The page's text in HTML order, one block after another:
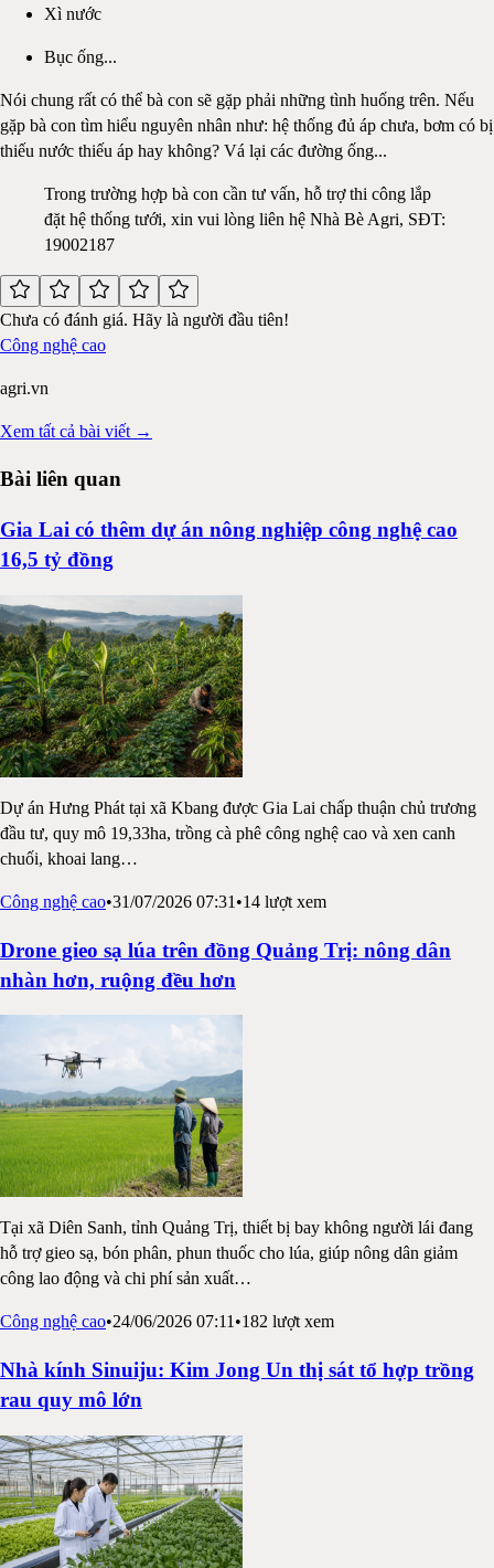
Xì nước
Bục ống...
Nói chung rất có thể bà con sẽ gặp phải những tình huống trên. Nếu
gặp bà con tìm hiểu nguyên nhân như: hệ thống đủ áp chưa, bơm có bị
thiếu nước thiếu áp hay không? Vá lại các đường ống...
Trong trường hợp bà con cần tư vấn, hỗ trợ thi công lắp
đặt hệ thống tưới, xin vui lòng liên hệ Nhà Bè Agri, SĐT:
19002187
Chưa có đánh giá. Hãy là người đầu tiên!
Công nghệ cao
agri.vn
Xem tất cả bài viết →
Bài liên quan
Gia Lai có thêm dự án nông nghiệp công nghệ cao
16,5 tỷ đồng
Dự án Hưng Phát tại xã Kbang được Gia Lai chấp thuận chủ trương
đầu tư, quy mô 19,33ha, trồng cà phê công nghệ cao và xen canh
chuối, khoai lang…
Công nghệ cao•31/07/2026 07:31 •14 lượt xem
Drone gieo sạ lúa trên đồng Quảng Trị: nông dân
nhàn hơn, ruộng đều hơn
Tại xã Diên Sanh, tỉnh Quảng Trị, thiết bị bay không người lái đang
hỗ trợ gieo sạ, bón phân, phun thuốc cho lúa, giúp nông dân giảm
công lao động và chi phí sản xuất…
Công nghệ cao•24/06/2026 07:11 •182 lượt xem
Nhà kính Sinuiju: Kim Jong Un thị sát tổ hợp trồng
rau quy mô lớn